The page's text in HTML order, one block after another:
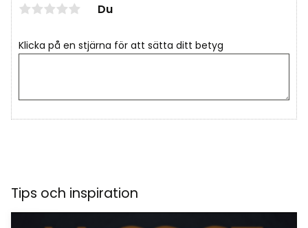
Du
Klicka på en stjärna för att sätta ditt betyg
Tips och inspiration